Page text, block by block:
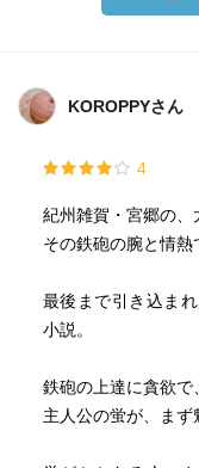
KOROPPYさん
4
紀州雑賀・宮郷の、
その鉄砲の腕と情熱
最後まで引き込ま
小説。
鉄砲の上達に貪欲で
主人公の蛍が、まず